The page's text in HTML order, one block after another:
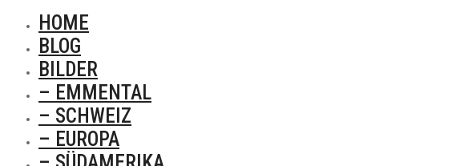
HOME
BLOG
BILDER
– EMMENTAL
– SCHWEIZ
– EUROPA